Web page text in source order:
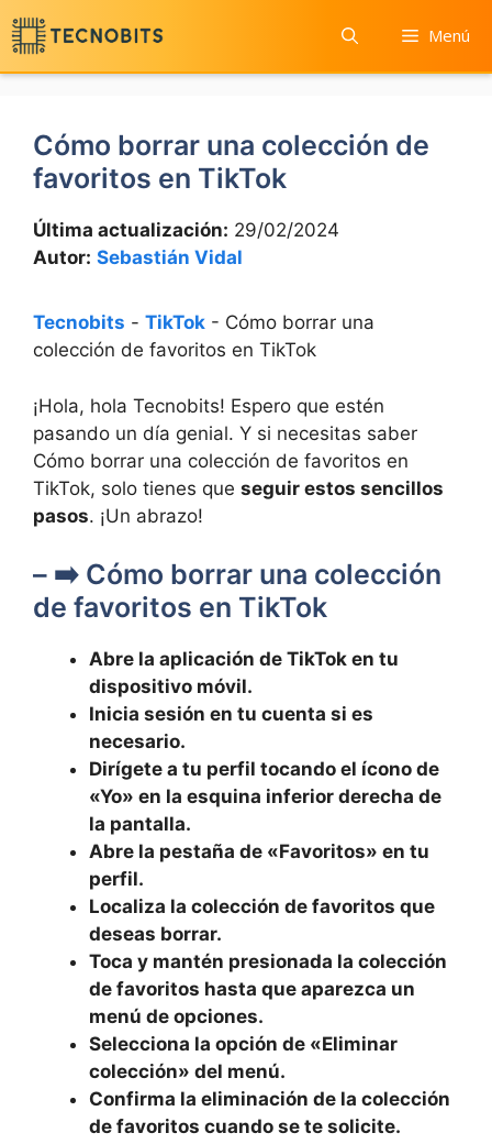
Saltar
al
contenido
Menú
Cómo borrar una colección de
favoritos en TikTok
Última actualización: 29/02/2024
Autor: Sebastián Vidal
Tecnobits - TikTok - Cómo borrar una
colección de favoritos en TikTok
¡Hola, hola Tecnobits! Espero que estén
pasando un día genial. Y si necesitas saber
Cómo borrar una colección de favoritos en
TikTok, solo tienes que seguir estos sencillos
pasos. ‌¡Un abrazo!
– ➡️ Cómo borrar una colección
⁢de favoritos en TikTok
Abre⁢ la aplicación de ⁢TikTok en ⁢tu
dispositivo móvil.
Inicia sesión en tu​ cuenta⁤ si es
necesario.
Dirígete a tu perfil tocando ‍el ícono de
«Yo» en la esquina inferior derecha de
‌la pantalla.
Abre la pestaña de «Favoritos» en ‍tu
perfil.
Localiza la colección⁢ de favoritos que
deseas borrar.
Toca ⁤y mantén presionada la colección
de favoritos hasta que aparezca un
menú ‍de opciones.
Selecciona la​ opción de «Eliminar
colección»⁢ del menú.
Confirma la eliminación de ‌la colección
de favoritos cuando se te solicite.